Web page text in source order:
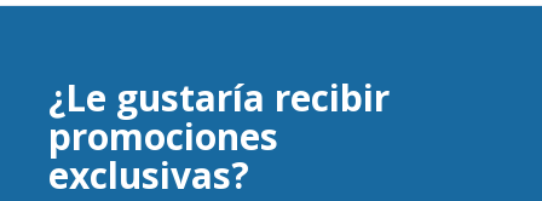
¿Le gustaría recibir
promociones
exclusivas?